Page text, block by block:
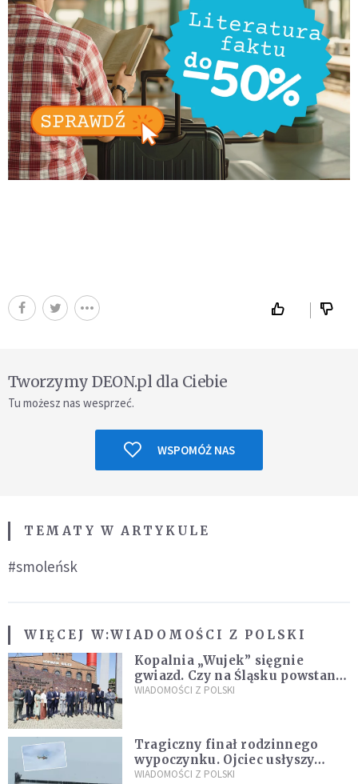
Tworzymy DEON.pl dla Ciebie
Tu możesz nas wesprzeć.
WSPOMÓŻ NAS
TEMATY W ARTYKULE
#smoleńsk
WIĘCEJ W:WIADOMOŚCI Z POLSKI
Kopalnia „Wujek” sięgnie
gwiazd. Czy na Śląsku powstanie
„Dolina Krzemowa”?
WIADOMOŚCI Z POLSKI
Tragiczny finał rodzinnego
wypoczynku. Ojciec usłyszy
zarzuty
WIADOMOŚCI Z POLSKI